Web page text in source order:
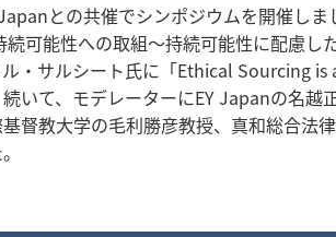
との共催でシンポジウムを開催し
可能性への取組～持続可能性に配慮
・サルシート氏に「Ethical Sourcing
いて、モデレーターにEY Japanの名
督教大学の毛利勝彦教授、真和総合